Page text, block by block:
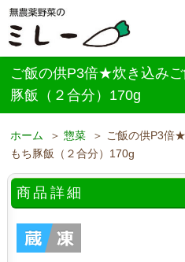
ご飯の供P3倍★炊き込み
豚飯（２合分）170g
ホーム ＞惣菜 ＞ ご飯の供P3倍
もち豚飯（２合分）170g
商品詳細